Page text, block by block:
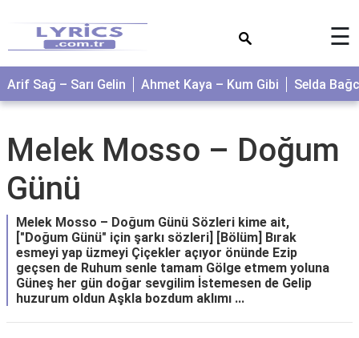
☰
Arif Sağ – Sarı Gelin Ahmet Kaya – Kum Gibi Selda
Melek Mosso – Doğum
Günü
Melek Mosso – Doğum Günü Sözleri kime ait,
["Doğum Günü" için şarkı sözleri] [Bölüm] Bırak
esmeyi yap üzmeyi Çiçekler açıyor önünde Ezip
geçsen de Ruhum senle tamam Gölge etmem yoluna
Güneş her gün doğar sevgilim İstemesen de Gelip
huzurum oldun Aşkla bozdum aklımı ...